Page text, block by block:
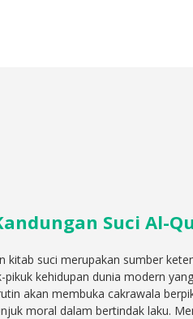
Suci Al-
kitab suci merupakan sumber
kehidupan dunia modern
akan membuka cakrawala
moral dalam bertindak laku.